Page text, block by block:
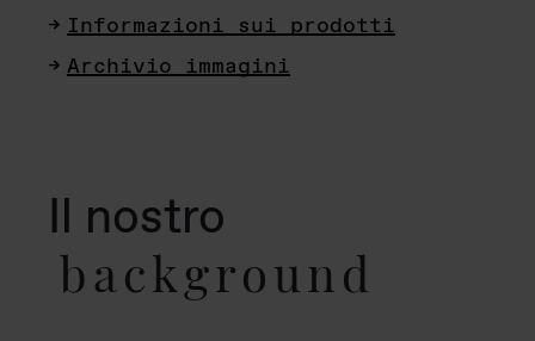
Informazioni sui prodotti
Archivio immagini
Il nostro
background